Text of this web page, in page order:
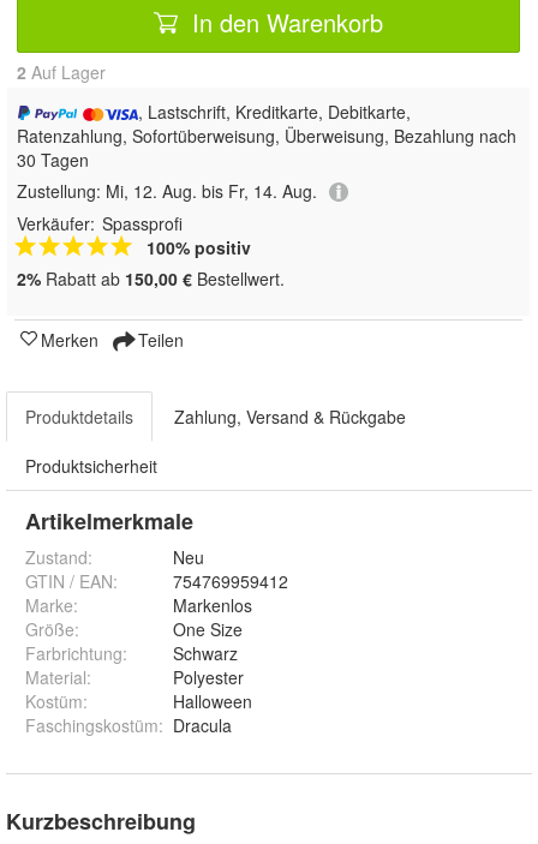
In den Warenkorb
2 Auf Lager
, Lastschrift, Kreditkarte, Debitkarte,
Ratenzahlung, Sofortüberweisung, Überweisung, Bezahlung nach
30 Tagen
Zustellung: Mi, 12. Aug. bis Fr, 14. Aug.
Verkäufer: Spassprofi
100% positiv
2% Rabatt ab 150,00 € Bestellwert.
Merken Teilen
Produktdetails Zahlung, Versand & Rückgabe
Produktsicherheit
Artikelmerkmale
Zustand:
Neu
GTIN / EAN:
754769959412
Marke:
Markenlos
Größe:
One Size
Farbrichtung:
Schwarz
Material:
Polyester
Kostüm:
Halloween
Faschingskostüm: Dracula
Kurzbeschreibung